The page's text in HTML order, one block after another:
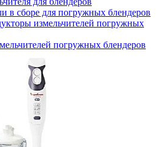
в сборе для погружных блендеров
измельчителей погружных
погружных блендеров